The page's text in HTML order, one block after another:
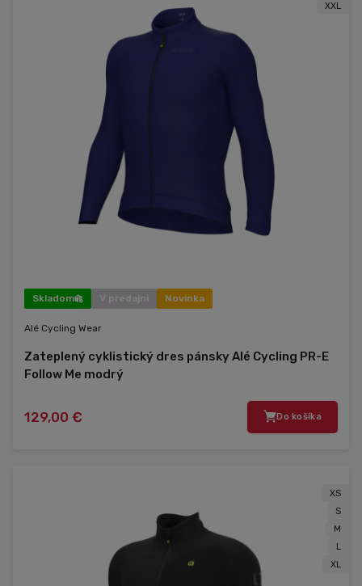
XXL
Skladom V predajni Novinka
Alé Cycling Wear
Zateplený cyklistický dres pánsky Alé Cycling PR-E
Follow Me modrý
129,00 € Do košíka
XS
S
M
L
XL